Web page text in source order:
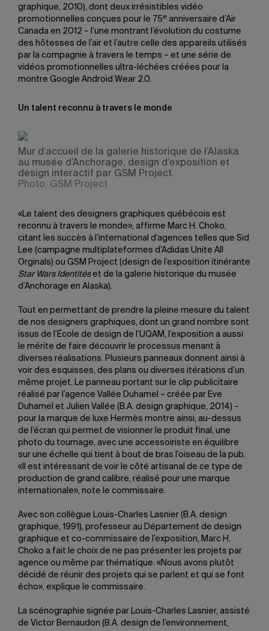
graphique, 2010), dont deux irrésistibles vidéo
promotionnelles conçues pour le 75 e anniversaire d’Air
Canada en 2012 – l’une montrant l’évolution du costume
des hôtesses de l’air et l’autre celle des appareils utilisés
par la compagnie à travers le temps – et une série de
vidéos promotionnelles ultra-léchées créées pour la
montre Google Android Wear 2.0.
Un talent reconnu à travers le monde
Mur d’accueil de la galerie historique de l’Alaska
au musée d’Anchorage, design d’exposition et
design interactif par GSM Project.
Photo: GSM Project
«Le talent des designers graphiques québécois est
reconnu à travers le monde», affirme Marc H. Choko,
citant les succès à l’international d’agences telles que Sid
Lee (campagne multiplateformes d’Adidas Unite All
Orginals) ou GSM Project (design de l’exposition itinérante
Star Wars Identitéset de la galerie historique du musée
d’Anchorage en Alaska).
Tout en permettant de prendre la pleine mesure du talent
de nos designers graphiques, dont un grand nombre sont
issus de l’École de design de l’UQAM, l’exposition a aussi
le mérite de faire découvrir le processus menant à
diverses réalisations. Plusieurs panneaux donnent ainsi à
voir des esquisses, des plans ou diverses itérations d’un
même projet. Le panneau portant sur le clip publicitaire
réalisé par l’agence Vallée Duhamel – créée par Eve
Duhamel et Julien Vallée (B.A. design graphique, 2014) –
pour la marque de luxe Hermès montre ainsi, au-dessus
de l’écran qui permet de visionner le produit final, une
photo du tournage, avec une accessoiriste en équilibre
sur une échelle qui tient à bout de bras l’oiseau de la pub.
«Il est intéressant de voir le côté artisanal de ce type de
production de grand calibre, réalisé pour une marque
internationale», note le commissaire.
Avec son collègue Louis-Charles Lasnier (B.A. design
graphique, 1991), professeur au Département de design
graphique et co-commissaire de l’exposition, Marc H.
Choko a fait le choix de ne pas présenter les projets par
agence ou même par thématique. «Nous avons plutôt
décidé de réunir des projets qui se parlent et qui se font
écho», explique le commissaire.
La scénographie signée par Louis-Charles Lasnier, assisté
de Victor Bernaudon (B.A. design de l’environnement,